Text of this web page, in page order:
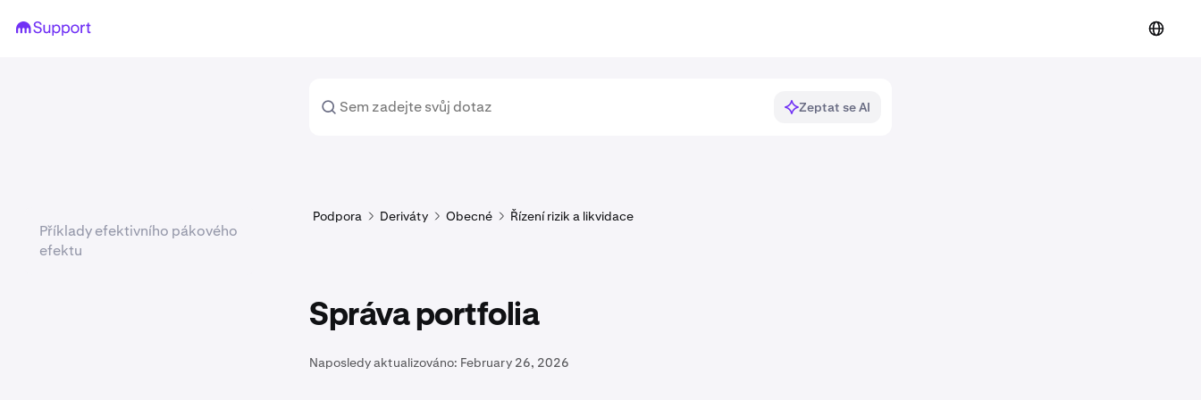
Zeptat se AI
Podpora Deriváty Obecné Řízení rizik a likvidace
Správa portfolia
Naposledy aktualizováno: February 26, 2026
Příklady efektivního pákového
efektu